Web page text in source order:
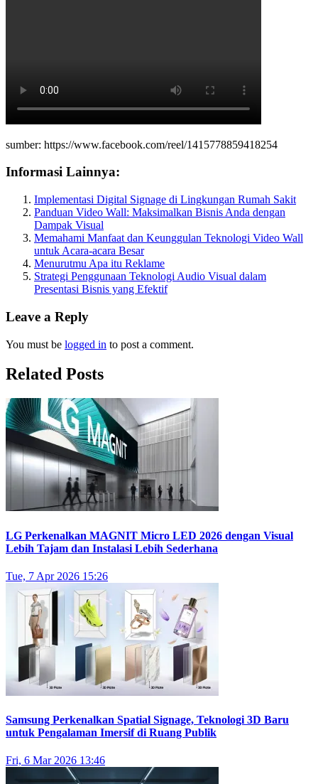
sumber: https://www.facebook.com/reel/1415778859418254
Informasi Lainnya:
Implementasi Digital Signage di Lingkungan Rumah Sakit
Panduan Video Wall: Maksimalkan Bisnis Anda dengan
Dampak Visual
Memahami Manfaat dan Keunggulan Teknologi Video Wall
untuk Acara-acara Besar
Menurutmu Apa itu Reklame
Strategi Penggunaan Teknologi Audio Visual dalam
Presentasi Bisnis yang Efektif
Leave a Reply
You must be logged in to post a comment.
Related Posts
LG Perkenalkan MAGNIT Micro LED 2026 dengan Visual
Lebih Tajam dan Instalasi Lebih Sederhana
Tue, 7 Apr 2026 15:26
Samsung Perkenalkan Spatial Signage, Teknologi 3D Baru
untuk Pengalaman Imersif di Ruang Publik
Fri, 6 Mar 2026 13:46